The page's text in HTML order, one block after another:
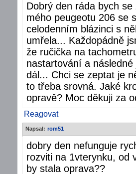
Dobrý den ráda bych
mého peugeotu 206 se
celodenním blázinci s
umřela... Každopádně
že ručička na
nastartování a
dál... Chci se zeptat je
to třeba srovná. Jaké
opravě? Moc děkuji za
Reagovat
Napsal: rom51
dobry den nefunguje
rozviti na 1vterynku, od
by stala oprava??